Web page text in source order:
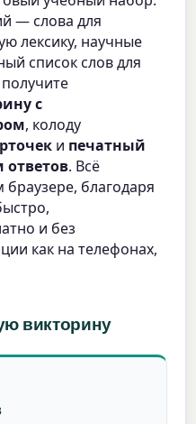
— слова для
лексику, научные
список слов для
с
, колоду
и печатный
ответов. Всё
благодаря
и без
как на телефонах,
викторину